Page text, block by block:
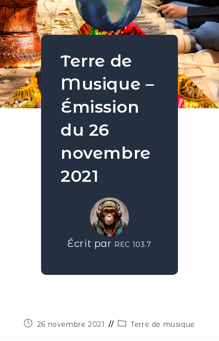
Terre de
Musique –
Émission
du 26
novembre
2021
Écrit par REC 103.7
26 novembre 2021 Terre de musique